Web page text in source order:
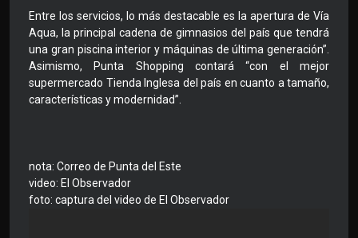
Entre los servicios, lo más destacable es la apertura de Vía
Aqua, la principal cadena de gimnasios del país que tendrá
una gran piscina interior y máquinas de última generación”.
Asimismo, Punta Shopping contará “con el mejor
supermercado Tienda Inglesa del país en cuanto a tamaño,
características y modernidad”.
nota: Correo de Punta del Este
video: El Observador
foto: captura del video de El Observador